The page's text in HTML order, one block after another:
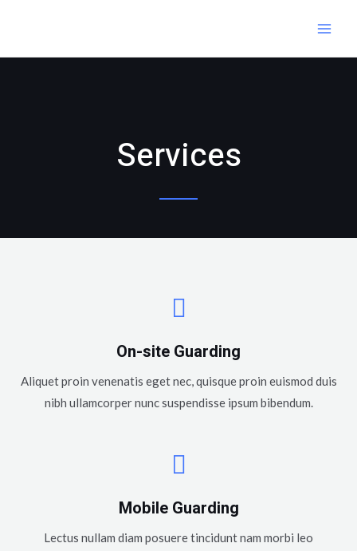
Services
On-site Guarding
Aliquet proin venenatis eget nec, quisque proin euismod duis
nibh ullamcorper nunc suspendisse ipsum bibendum.
Mobile Guarding
Lectus nullam diam posuere tincidunt nam morbi leo